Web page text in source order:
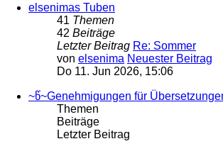
elsenimas Tuben
41 Themen
42 Beiträge
Letzter Beitrag Re: Sommer
von elsenima Neuester Beitrag
Do 11. Jun 2026, 15:06
~წ~Genehmigungen für
Themen
Beiträge
Letzter Beitrag